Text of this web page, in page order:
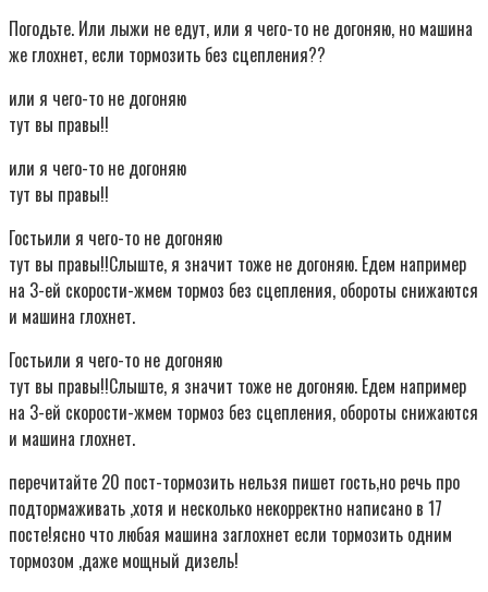
Погодьте. Или лыжи не едут, или я чего-то не догоняю, но машина
же глохнет, если тормозить без сцепления??
или я чего-то не догоняю
тут вы правы!!
или я чего-то не догоняю
тут вы правы!!
Гостьили я чего-то не догоняю
тут вы правы!!Слыште, я значит тоже не догоняю. Едем например
на 3-ей скорости-жмем тормоз без сцепления, обороты снижаются
и машина глохнет.
Гостьили я чего-то не догоняю
тут вы правы!!Слыште, я значит тоже не догоняю. Едем например
на 3-ей скорости-жмем тормоз без сцепления, обороты снижаются
и машина глохнет.
перечитайте 20 пост-тормозить нельзя пишет гость,но речь про
подтормаживать ,хотя и несколько некорректно написано в 17
посте!ясно что любая машина заглохнет если тормозить одним
тормозом ,даже мощный дизель!